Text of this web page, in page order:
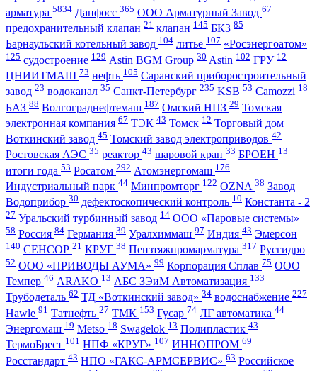
арматура 5834 Данфосс 365 ООО Арматурный Завод 67
предохранительный клапан 21 клапан 145 БКЗ 85
Барнаульский котельный завод 104 литье 107 «Росэнергоатом»
125 судостроение 129 Astin BGM Group 30 Astin 102 ГРУ 12
ЦНИИТМАШ 73 нефть 105 Саранский приборостроительный
завод 23 водоканал 35 Санкт-Петербург 235 KSB 53 Camozzi 18
БАЗ 88 Волгограднефтемаш 187 Омский НПЗ 29 Томская
электронная компания 67 ТЭК 43 Томск 12 Торговый дом
Воткинский завод 45 Томский завод электроприводов 42
Ростовская АЭС 35 реактор 43 шаровой кран 33 БРОЕН 13
итоги года 53 Росатом 292 Атомэнергомаш 176
Индустриальный парк 44 Минпромторг 122 OZNA 38 Завод
Водоприбор 30 дефектоскопический контроль 10 Константа - 2
27 Уральский турбинный завод 14 ООО «Паровые системы»
58 Россия 84 Германия 39 Уралхиммаш 97 Индия 43 Эмерсон
140 СЕНСОР 21 КРУГ 38 Пензтяжпромарматура 317 Русгидро
52 ООО «ПРИВОДЫ АУМА» 99 Корпорация Сплав 75 ООО
Темпер 46 ARAKO 13 АБС ЗЭиМ Автоматизация 133
Трубодеталь 62 ТД «Воткинский завод» 34 водоснабжение 227
Hawle 91 Татнефть 27 ТМК 153 Гусар 74 ЛГ автоматика 44
Энергомаш 19 Metso 18 Swagelok 13 Полипластик 43
ТермоБрест 101 НПФ «КРУГ» 107 ИННОПРОМ 69
Росстандарт 43 НПО «ГАКС-АРМСЕРВИС» 63 Российское